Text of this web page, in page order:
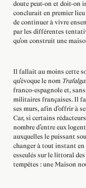
doute peut-on et doit-on
conclurait en premier
de continuer à vivre
par les différentes
qu’on construit une
Il fallait au moins cette
qu’évoque le nom
franco-espagnole et,
militaires françaises. Il
ses murs, afin d’offrir à
Car, si certains
nombre d’entre eux
auxquelles le puissant
changer à tout instant en
esseulés sur le littoral
tempêtes : une Maison